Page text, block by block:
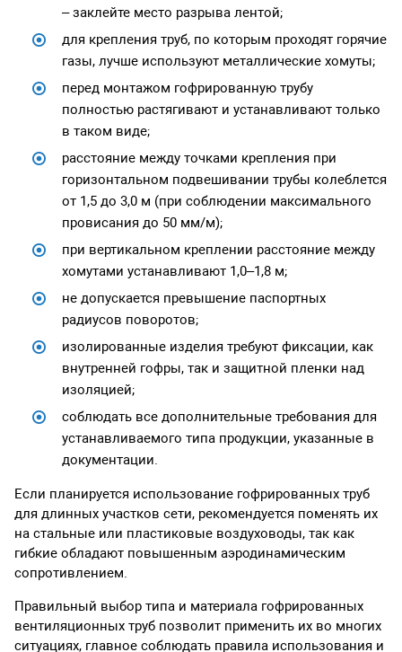
– заклейте место разрыва лентой;
для крепления труб, по которым проходят горячие
газы, лучше используют металлические хомуты;
перед монтажом гофрированную трубу
полностью растягивают и устанавливают только
в таком виде;
расстояние между точками крепления при
горизонтальном подвешивании трубы колеблется
от 1,5 до 3,0 м (при соблюдении максимального
провисания до 50 мм/м);
при вертикальном креплении расстояние между
хомутами устанавливают 1,0–1,8 м;
не допускается превышение паспортных
радиусов поворотов;
изолированные изделия требуют фиксации, как
внутренней гофры, так и защитной пленки над
изоляцией;
соблюдать все дополнительные требования для
устанавливаемого типа продукции, указанные в
документации.
Если планируется использование гофрированных труб
для длинных участков сети, рекомендуется поменять их
на стальные или пластиковые воздуховоды, так как
гибкие обладают повышенным аэродинамическим
сопротивлением.
Правильный выбор типа и материала гофрированных
вентиляционных труб позволит применить их во многих
ситуациях, главное соблюдать правила использования и